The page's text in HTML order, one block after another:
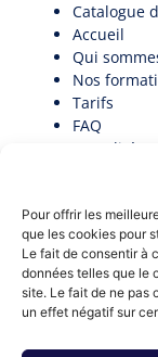
Pour offrir les
que les cookies pour
Le fait de consentir à
données telles que le
site. Le fait de ne pas
un effet négatif sur
Catalogue
Accueil
Qui
Nos
Tarifs
FAQ
Actualités
Généraux
Nous contacter
1 RUE DU